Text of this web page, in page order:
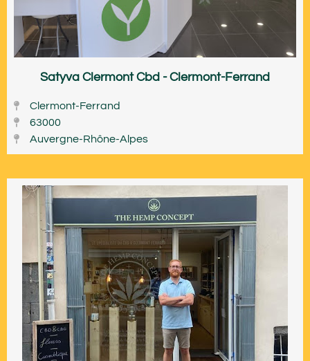
Satyva Clermont Cbd - Clermont-Ferrand
Clermont-Ferrand
63000
Auvergne-Rhône-Alpes